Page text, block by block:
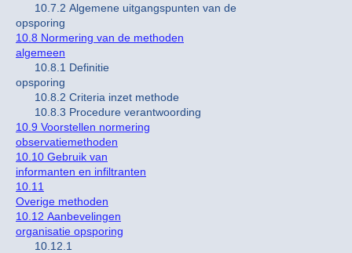
10.7.2 Algemene uitgangspunten van de
opsporing
10.8 Normering van de methoden
algemeen
10.8.1 Definitie
opsporing
10.8.2 Criteria inzet methode
10.8.3 Procedure verantwoording
10.9 Voorstellen normering
observatiemethoden
10.10 Gebruik van
informanten en infiltranten
10.11
Overige methoden
10.12 Aanbevelingen
organisatie opsporing
10.12.1